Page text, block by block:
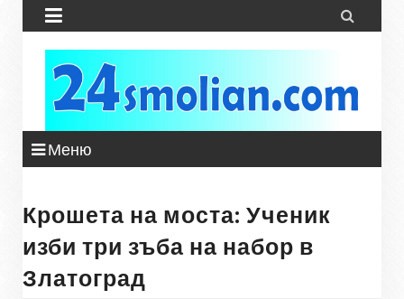
 
Меню
Крошета на моста: Ученик
изби три зъба на набор в
Златоград